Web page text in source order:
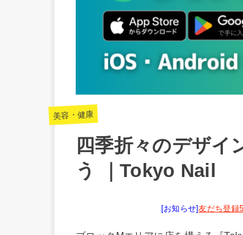
美容・健康
四季折々のデザイ
う ｜Tokyo Nail
[お知らせ]友だち登録